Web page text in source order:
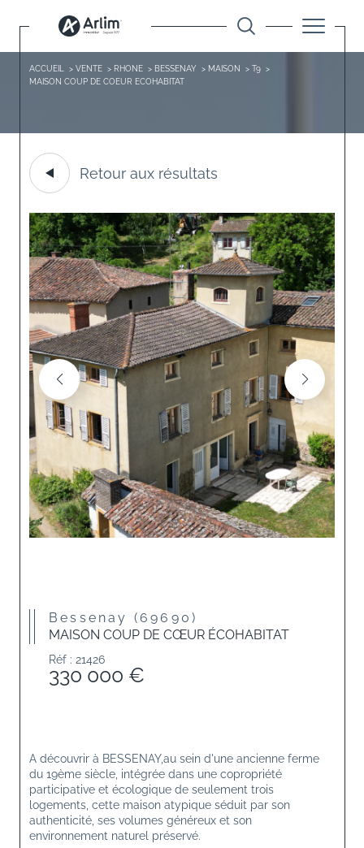
ACCUEIL VENTE RHONE BESSENAY MAISON
T9
MAISON COUP DE COEUR ECOHABITAT
Retour aux résultats
Bessenay (69690)
MAISON COUP DE CŒUR ÉCOHABITAT
Réf : 21426
330 000 €
A découvrir à BESSENAY,au sein d'une ancienne ferme
du 19ème siècle, intégrée dans une copropriété
participative et écologique de seulement trois
logements, cette maison atypique séduit par son
authenticité, ses volumes généreux et son
environnement naturel préservé.